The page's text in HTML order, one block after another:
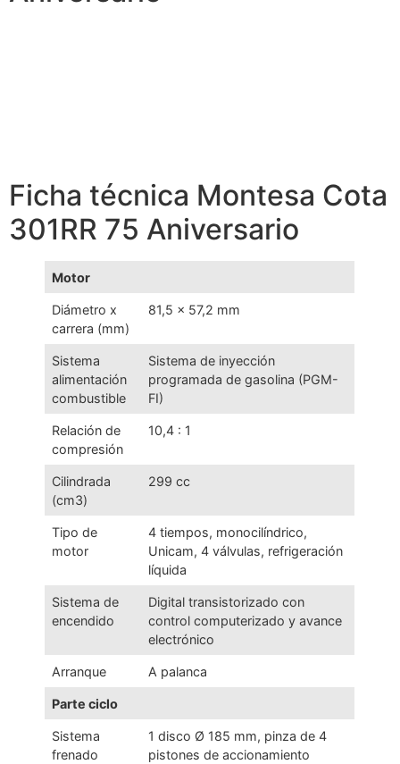
Ficha técnica Montesa Cota
301RR 75 Aniversario
Motor
Diámetro x
carrera (mm)
81,5 × 57,2 mm
Sistema
alimentación
combustible
Sistema de inyección
programada de gasolina (PGM-
FI)
Relación de
compresión
10,4 : 1
Cilindrada
(cm3)
299 cc
Tipo de
motor
4 tiempos, monocilíndrico,
Unicam, 4 válvulas, refrigeración
líquida
Sistema de
encendido
Digital transistorizado con
control computerizado y avance
electrónico
Arranque A palanca
Parte ciclo
Sistema
frenado
1 disco Ø 185 mm, pinza de 4
pistones de accionamiento